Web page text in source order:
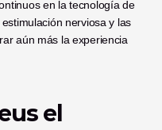
en la tecnología de
nerviosa y las
aún más la experiencia
el